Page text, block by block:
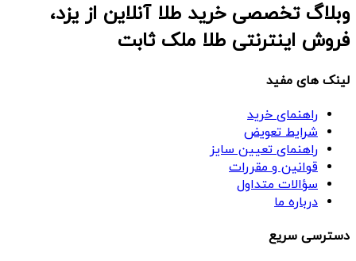
وبلاگ تخصصی خرید طلا آنلاین از یزد،
فروش اینترنتی طلا ملک ثابت
لینک های مفید
راهنمای خرید
شرایط تعویض
راهنمای تعیین سایز
قوانین و مقررات
سؤالات متداول
درباره ما
دسترسی سریع